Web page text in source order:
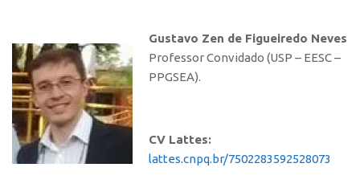
Gustavo Zen de Figueiredo Neves
Professor Convidado (USP – EESC –
PPGSEA).
CV Lattes:
lattes.cnpq.br/7502283592528073